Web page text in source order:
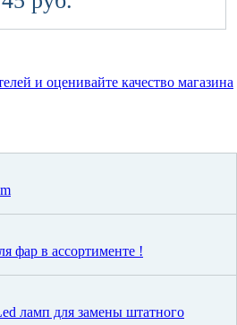
фар в ассортименте !
ламп для замены штатного